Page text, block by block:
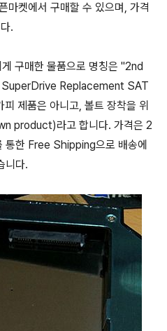
마켓에서 구매할 수 있으며, 가격
.
구매한 물품으로 명칭은 "2nd
Replacement SAT
제품은 아니고, 볼트 장착을 위
product)라고 합니다. 가격은 2
한 Free Shipping으로 배송에
니다.